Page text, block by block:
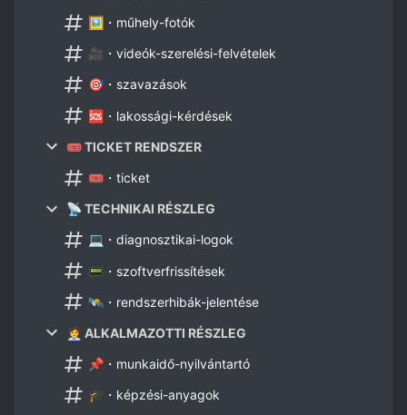
🖼️・műhely-fotók
🎥・videók-szerelési-felvételek
🎯・szavazások
🆘・lakossági-kérdések
🎟️ TICKET RENDSZER
🎟️・ticket
📡 TECHNIKAI RÉSZLEG
💻・diagnosztikai-logok
📟・szoftverfrissítések
🛰️・rendszerhibák-jelentése
🧑‍💼 ALKALMAZOTTI RÉSZLEG
📌・munkaidő-nyilvántartó
🎓・képzési-anyagok